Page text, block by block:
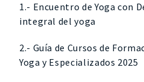
1.- Encuentro de Yoga con
integral del yoga
2.- Guía de Cursos de
Yoga y Especializados 2025